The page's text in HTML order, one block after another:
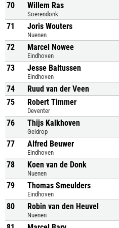
70 Willem Ras
Soerendonk
71 Joris Wouters
Nuenen
72 Marcel Nowee
Eindhoven
73 Jesse Baltussen
Eindhoven
74 Ruud van der Veen
75
Robert Timmer
Deventer
76 Thijs Kalkhoven
Geldrop
77 Alfred Beuwer
Eindhoven
78 Koen van de Donk
Nuenen
79 Thomas Smeulders
Eindhoven
80 Robin van den Heuvel
Nuenen